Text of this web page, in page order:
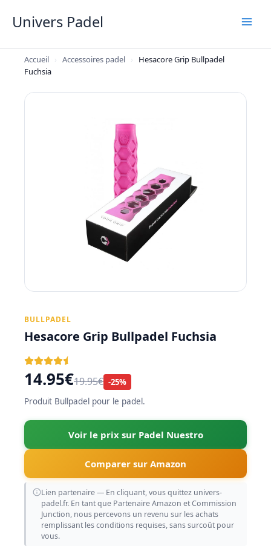
Univers Padel
Accueil › Accessoires padel ›
Hesacore Grip Bullpadel
Fuchsia
BULLPADEL
Hesacore Grip Bullpadel Fuchsia
14.95€19.95€ -25%
Produit Bullpadel pour le padel.
Voir le prix sur Padel Nuestro
Comparer sur Amazon
Lien partenaire — En cliquant, vous quittez univers-
padel.fr. En tant que Partenaire Amazon et Commission
Junction, nous percevons un revenu sur les achats
remplissant les conditions requises, sans surcoût pour
vous.